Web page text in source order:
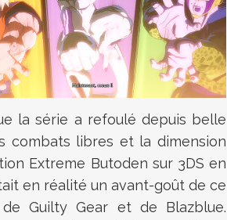
la série a refoulé depuis belle
combats libres et la dimension
Extreme Butoden sur 3DS en
en réalité un avant-goût de ce
Guilty Gear et de Blazblue.